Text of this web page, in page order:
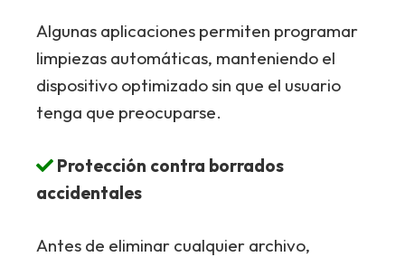
Algunas aplicaciones permiten programar
limpiezas automáticas, manteniendo el
dispositivo optimizado sin que el usuario
tenga que preocuparse.
Protección contra borrados
accidentales
Antes de eliminar cualquier archivo,